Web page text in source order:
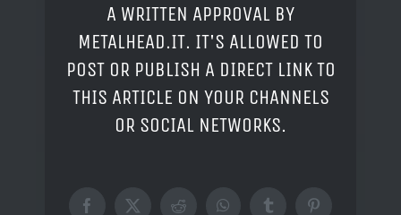
A WRITTEN APPROVAL BY
METALHEAD.IT. IT'S ALLOWED TO
POST OR PUBLISH A DIRECT LINK TO
THIS ARTICLE ON YOUR CHANNELS
OR SOCIAL NETWORKS.